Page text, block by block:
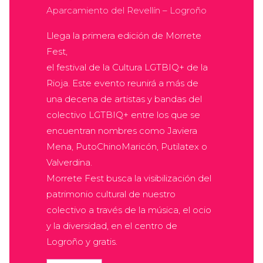
Aparcamiento del Revellín – Logroño
Llega la primera edición de Morrete
Fest,
el festival de la Cultura LGTBIQ+ de la
Rioja. Este evento reunirá a más de
una decena de artistas y bandas del
colectivo LGTBIQ+ entre los que se
encuentran nombres como Javiera
Mena, PutoChinoMaricón, Putilatex o
Valverdina.
Morrete Fest busca la visibilización del
patrimonio cultural de nuestro
colectivo a través de la música, el ocio
y la diversidad, en el centro de
Logroño y gratis.